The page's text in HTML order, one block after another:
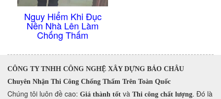
Khi Đục
Lên Làm
CÔNG TY TNHH CÔNG NGHỆ XÂY DỰNG BẢO CHÂU
Chuyên Nhận Thi Công Chống Thấm Trên Toàn Quốc
​Chúng tôi luôn đề cao: Giá thành tốt và Thi công chất lượng. Đó là